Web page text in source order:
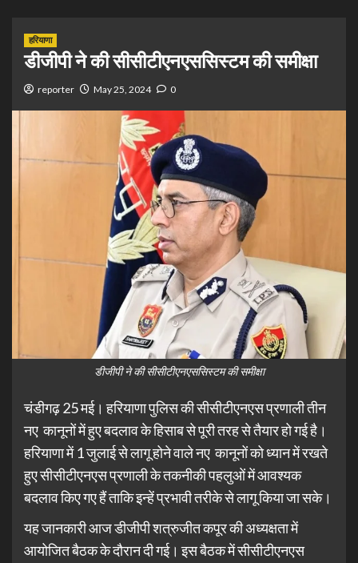
हरियाणा
डीजीपी ने की सीसीटीएनएससिस्टम की समीक्षा
reporter May 25, 2024 0
डीजीपी ने की सीसीटीएनएससिस्टम की समीक्षा
चंडीगढ़ 25 मई। हरियाणा पुलिस की सीसीटीएनएस प्रणाली तीन
नए कानूनों में हुए बदलाव के हिसाब से पूरी तरह से तैयार हो गई है।
हरियाणा में 1 जुलाई से लागू होने वाले नए कानूनों को ध्यान में रखते
हुए सीसीटीएनएस प्रणाली के तकनीकी पहलुओं में आवश्यक
बदलाव किए गए हैं ताकि इन्हें प्रभावी तरीके से लागू किया जा सके।
यह जानकारी आज डीजीपी शत्रुजीत कपूर की अध्यक्षता में
आयोजित बैठक के दौरान दी गई। इस बैठक में सीसीटीएनएस